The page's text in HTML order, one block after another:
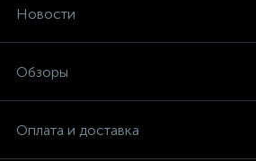
Новости
Обзоры
Оплата и доставка